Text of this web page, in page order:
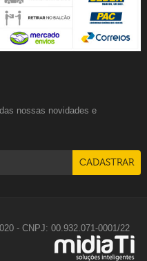
nossas novidades e
- CNPJ: 00.932.071-0001/22